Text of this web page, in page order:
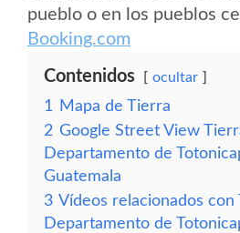
pueblo o en los pueblos
Booking.com
Contenidos ocultar
1
Mapa de Tierra
2 Google Street View
Departamento de
Guatemala
3 Vídeos relacionados con
Departamento de